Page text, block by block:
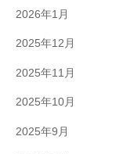
2026年1月
2025年12月
2025年11月
2025年10月
2025年9月